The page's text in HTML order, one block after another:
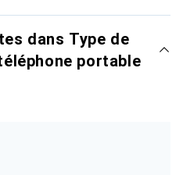
dans Type de
portable